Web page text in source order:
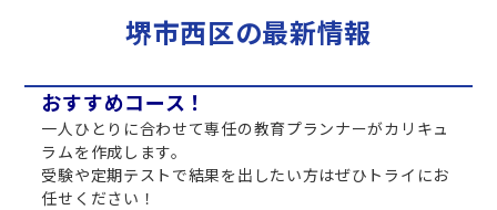
堺市西区の最新情報
おすすめコース！
一人ひとりに合わせて専任の教育プランナーがカリキュ
ラムを作成します。
受験や定期テストで結果を出したい方はぜひトライにお
任せください！